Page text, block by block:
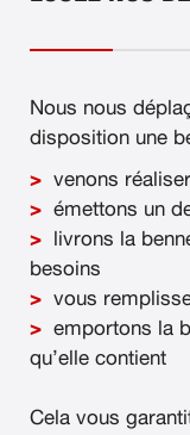
Nous nous
disposition une
venons
émettons un
livrons la
besoins
vous
emportons la
qu’elle contient
Cela vous